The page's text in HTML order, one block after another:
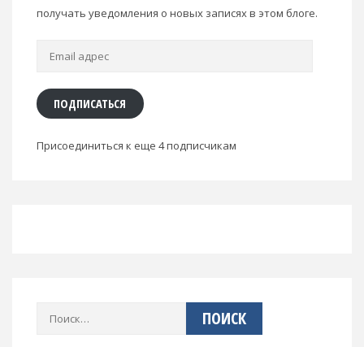
получать уведомления о новых записях в этом блоге.
Email
ПОДПИСАТЬСЯ
Присоединиться к еще 4 подписчикам
Найти: